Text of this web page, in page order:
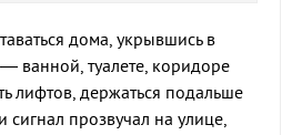
дома, укрывшись в
ванной, туалете, коридоре
лифтов, держаться подальше
сигнал прозвучал на улице,